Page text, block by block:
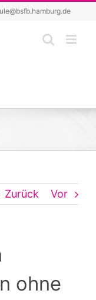
Zurück Vor
ohne